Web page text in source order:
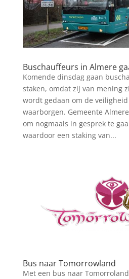
Buschauffeurs in Almere
Komende dinsdag gaan
staken, omdat zij van mening
wordt gedaan om de
waarborgen. Gemeente
om nogmaals in gesprek te
waardoor een staking van...
Bus naar Tomorrowland
Met een bus naar